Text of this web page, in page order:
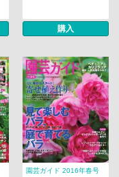
購入
園芸ガイド 2016年春号